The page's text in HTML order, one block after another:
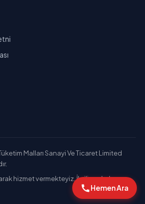
Malları Sanayi Ve Ticaret Limited
hizmet vermekteyiz. İlgili markaların
Hemen Ara